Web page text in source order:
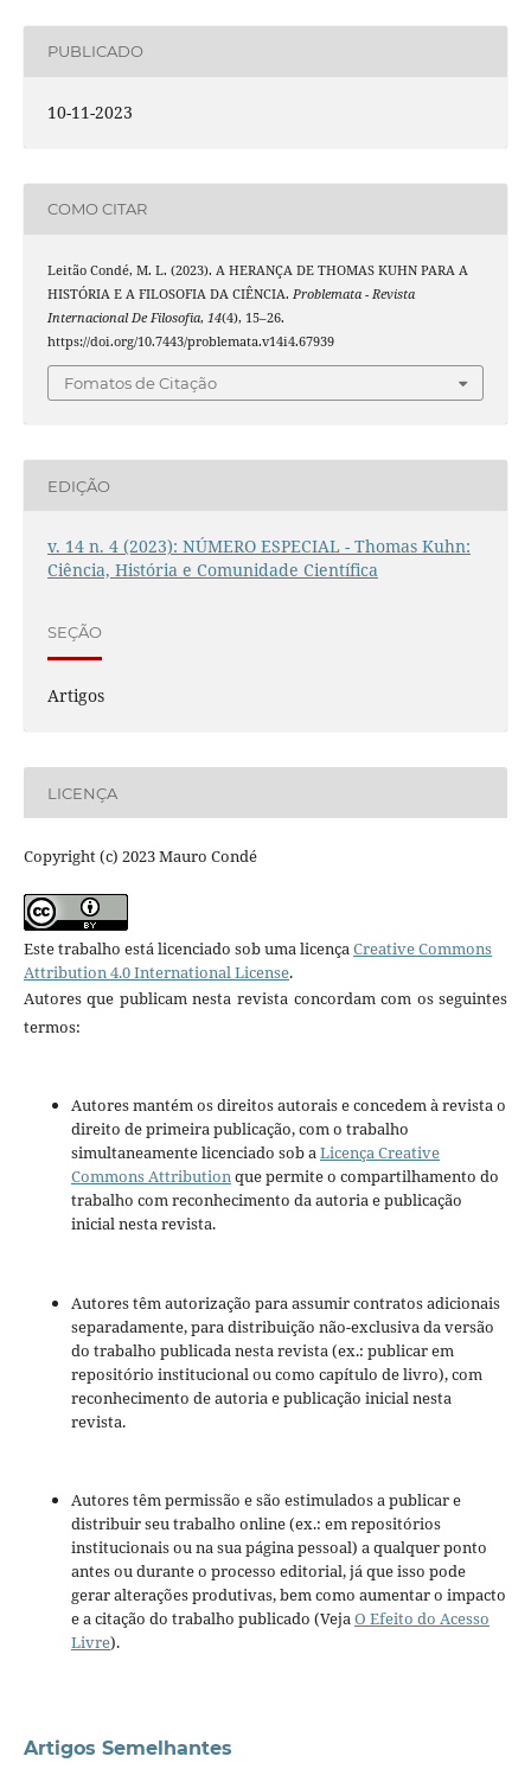
PUBLICADO
10-11-2023
COMO CITAR
Leitão Condé, M. L. (2023). A HERANÇA DE THOMAS KUHN PARA A
HISTÓRIA E A FILOSOFIA DA CIÊNCIA. Problemata - Revista
Internacional De Filosofia, 14(4), 15–26.
https://doi.org/10.7443/problemata.v14i4.67939
Fomatos de Citação
EDIÇÃO
v. 14 n. 4 (2023): NÚMERO ESPECIAL - Thomas Kuhn:
Ciência, História e Comunidade Científica
SEÇÃO
Artigos
LICENÇA
Copyright (c) 2023 Mauro Condé
Este trabalho está licenciado sob uma licençaCreative Commons
Attribution 4.0 International License.
Autores que publicam nesta revista concordam com os seguintes
termos:
Autores mantém os direitos autorais e concedem à revista o
direito de primeira publicação, com o trabalho
simultaneamente licenciado sob aLicença Creative
Commons Attributionque permite o compartilhamento do
trabalho com reconhecimento da autoria e publicação
inicial nesta revista.
Autores têm autorização para assumir contratos adicionais
separadamente, para distribuição não-exclusiva da versão
do trabalho publicada nesta revista (ex.: publicar em
repositório institucional ou como capítulo de livro), com
reconhecimento de autoria e publicação inicial nesta
revista.
Autores têm permissão e são estimulados a publicar e
distribuir seu trabalho online (ex.: em repositórios
institucionais ou na sua página pessoal) a qualquer ponto
antes ou durante o processo editorial, já que isso pode
gerar alterações produtivas, bem como aumentar o impacto
e a citação do trabalho publicado (Veja O Efeito do Acesso
Livre).
Artigos Semelhantes